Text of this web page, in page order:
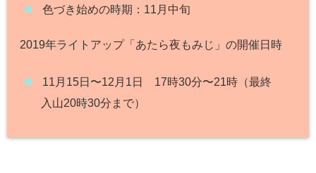
色づき始めの時期：11月中旬
2019年ライトアップ「あたら夜もみじ」の開催日時
11月15日〜12月1日 17時30分〜21時（最終
入山20時30分まで）